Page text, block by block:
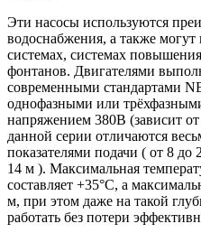
Эти насосы используются
водоснабжения, а также
системах, системах
фонтанов. Двигателями
современными стандартами
однофазными или
напряжением 380В (зависит
данной серии отличаются
показателями подачи ( от 8
14 м ). Максимальная
составляет +35°C, а
м, при этом даже на такой
работать без потери